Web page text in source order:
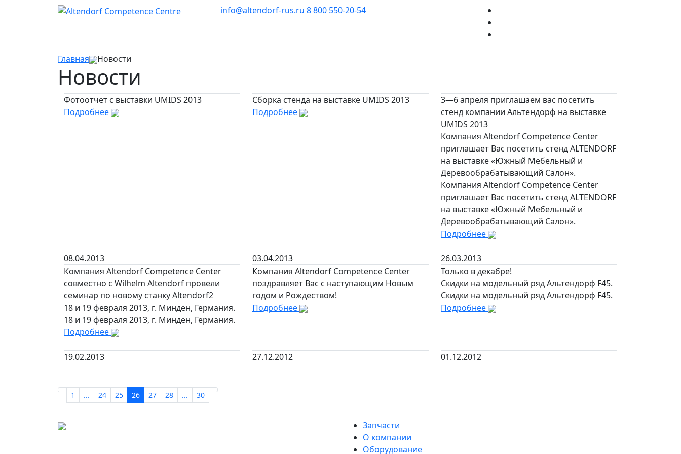
info@altendorf-rus.ru 8 800 550-20-54
Главная Новости
Новости
Фотоотчет с выставки UMIDS 2013
Подробнее
08.04.2013
Сборка стенда на выставке UMIDS 2013
Подробнее
03.04.2013
3—6 апреля приглашаем вас посетить
стенд компании Альтендорф на выставке
UMIDS 2013
Компания Altendorf Competence Center
приглашает Вас посетить стенд ALTENDORF
на выставке «Южный Мебельный и
Деревообрабатывающий Салон».
Компания Altendorf Competence Center
приглашает Вас посетить стенд ALTENDORF
на выставке «Южный Мебельный и
Деревообрабатывающий Салон».
Подробнее
26.03.2013
Компания Altendorf Competence Center
совместно с Wilhelm Altendorf провели
семинар по новому станку Altendorf2
18 и 19 февраля 2013, г. Минден, Германия.
18 и 19 февраля 2013, г. Минден, Германия.
Подробнее
19.02.2013
Компания Altendorf Competence Center
поздравляет Вас с наступающим Новым
годом и Рождеством!
Подробнее
27.12.2012
Только в декабре!
Скидки на модельный ряд Альтендорф F45.
Скидки на модельный ряд Альтендорф F45.
Подробнее
01.12.2012
1 ... 24 25 26 27 28 ... 30
Запчасти
О компании
Оборудование